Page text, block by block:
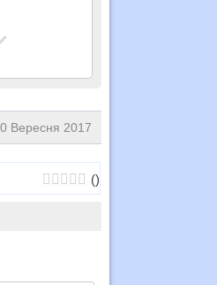
Вересня 2017
()